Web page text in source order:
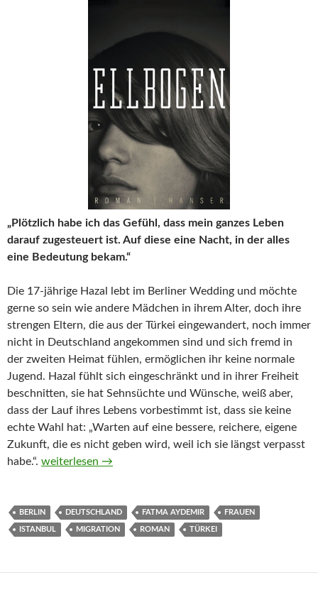
„Plötzlich habe ich das Gefühl, dass mein ganzes Leben
darauf zugesteuert ist. Auf diese eine Nacht, in der alles
eine Bedeutung bekam.“
Die 17-jährige Hazal lebt im Berliner Wedding und möchte
gerne so sein wie andere Mädchen in ihrem Alter, doch ihre
strengen Eltern, die aus der Türkei eingewandert, noch immer
nicht in Deutschland angekommen sind und sich fremd in
der zweiten Heimat fühlen, ermöglichen ihr keine normale
Jugend. Hazal fühlt sich eingeschränkt und in ihrer Freiheit
beschnitten, sie hat Sehnsüchte und Wünsche, weiß aber,
dass der Lauf ihres Lebens vorbestimmt ist, dass sie keine
echte Wahl hat: „Warten auf eine bessere, reichere, eigene
Zukunft, die es nicht geben wird, weil ich sie längst verpasst
habe.“. Ellbogen von Fatma Aydemir
weiterlesen →
BERLIN DEUTSCHLAND FATMA AYDEMIR FRAUEN
ISTANBUL MIGRATION ROMAN TÜRKEI